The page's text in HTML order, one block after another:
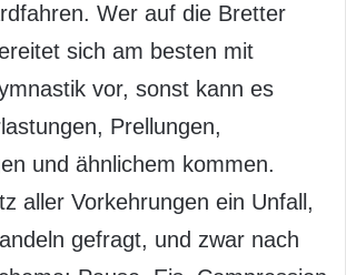
Wer auf die Bretter
sich am besten mit
vor, sonst kann es
Prellungen,
und ähnlichem kommen.
aller Vorkehrungen ein Unfall,
gefragt, und zwar nach